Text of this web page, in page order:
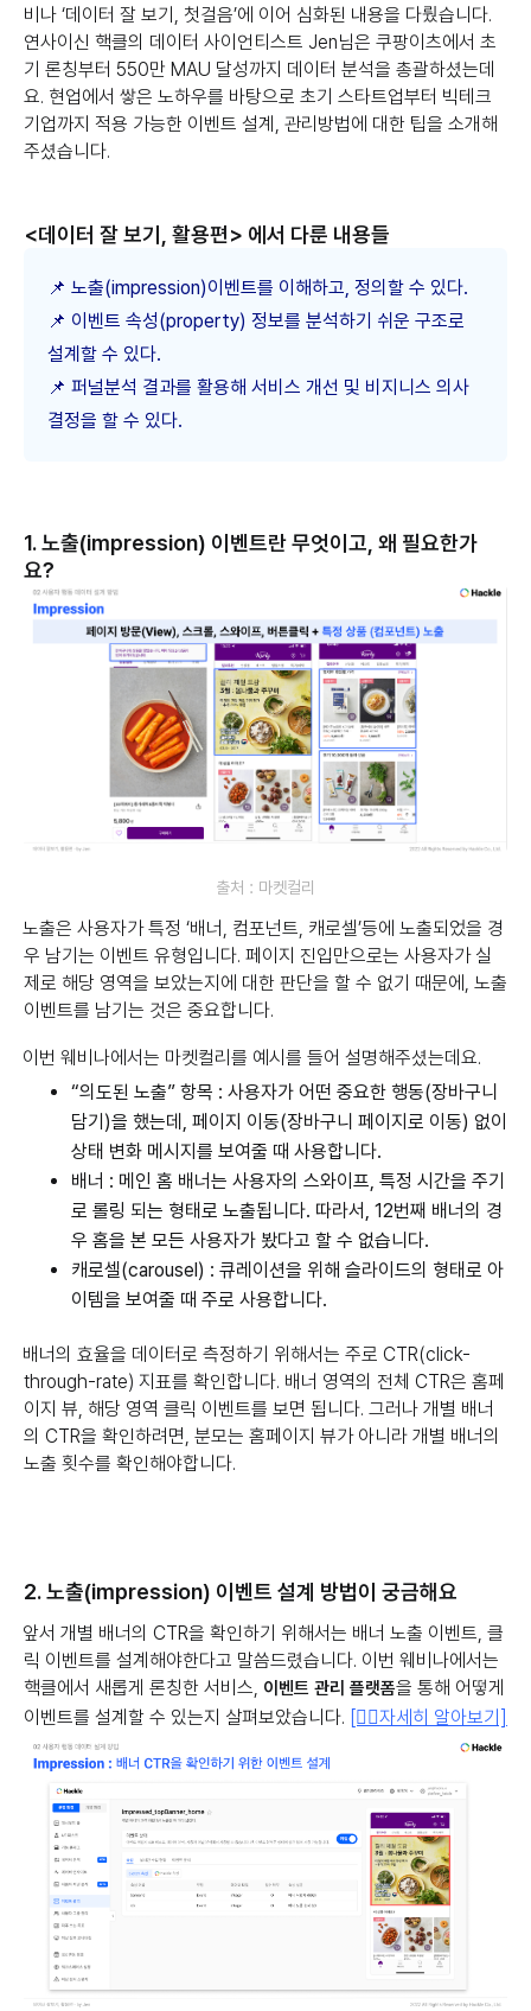
비나 ‘데이터 잘 보기, 첫걸음’에 이어 심화된 내용을 다뤘습니다.
연사이신 핵클의 데이터 사이언티스트 Jen님은 쿠팡이츠에서 초
기 론칭부터 550만 MAU 달성까지 데이터 분석을 총괄하셨는데
요. 현업에서 쌓은 노하우를 바탕으로 초기 스타트업부터 빅테크
기업까지 적용 가능한 이벤트 설계, 관리방법에 대한 팁을 소개해
주셨습니다.
<데이터 잘 보기, 활용편> 에서 다룬 내용들
📌 노출(impression)이벤트를 이해하고, 정의할 수 있다.
📌 이벤트 속성(property) 정보를 분석하기 쉬운 구조로
설계할 수 있다.
📌 퍼널분석 결과를 활용해 서비스 개선 및 비지니스 의사
결정을 할 수 있다.
1. 노출(impression) 이벤트란 무엇이고, 왜 필요한가
요?
출처 : 마켓컬리
노출은 사용자가 특정 ‘배너, 컴포넌트, 캐로셀’등에 노출되었을 경
우 남기는 이벤트 유형입니다. 페이지 진입만으로는 사용자가 실
제로 해당 영역을 보았는지에 대한 판단을 할 수 없기 때문에, 노출
이벤트를 남기는 것은 중요합니다.
이번 웨비나에서는 마켓컬리를 예시를 들어 설명해주셨는데요.
“의도된 노출” 항목 : 사용자가 어떤 중요한 행동(장바구니
담기)을 했는데, 페이지 이동(장바구니 페이지로 이동) 없이
상태 변화 메시지를 보여줄 때 사용합니다.
배너 : 메인 홈 배너는 사용자의 스와이프, 특정 시간을 주기
로 롤링 되는 형태로 노출됩니다. 따라서, 12번째 배너의 경
우 홈을 본 모든 사용자가 봤다고 할 수 없습니다.
캐로셀(carousel) : 큐레이션을 위해 슬라이드의 형태로 아
이템을 보여줄 때 주로 사용합니다.
배너의 효율을 데이터로 측정하기 위해서는 주로 CTR(click-
through-rate) 지표를 확인합니다. 배너 영역의 전체 CTR은 홈페
이지 뷰, 해당 영역 클릭 이벤트를 보면 됩니다. 그러나 개별 배너
의 CTR을 확인하려면, 분모는 홈페이지 뷰가 아니라 개별 배너의
노출 횟수를 확인해야합니다.
2. 노출(impression) 이벤트 설계 방법이 궁금해요
앞서 개별 배너의 CTR을 확인하기 위해서는 배너 노출 이벤트, 클
릭 이벤트를 설계해야한다고 말씀드렸습니다. 이번 웨비나에서는
핵클에서 새롭게 론칭한 서비스, 이벤트 관리 플랫폼을 통해 어떻게
이벤트를 설계할 수 있는지 살펴보았습니다.
[👉🏻자세히 알아보기]